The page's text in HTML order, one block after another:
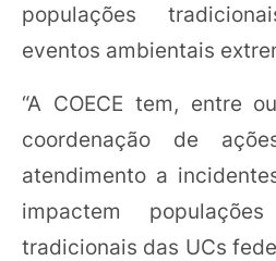
populações
eventos ambientais
“A COECE tem, entre
coordenação de
atendimento a
impactem
tradicionais das UCs